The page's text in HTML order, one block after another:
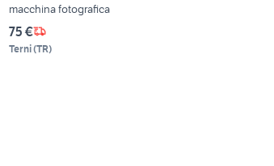
macchina fotografica
75 €
Terni(TR)